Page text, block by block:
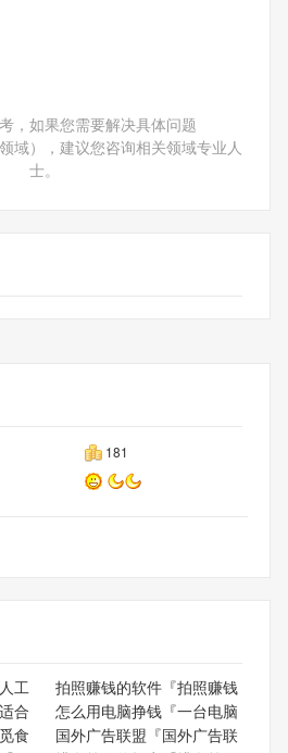
，如果您需要解决具体问题
域），建议您咨询相关领域专业人
士。
181
工
拍照赚钱的软件『拍照赚钱
合
怎么用电脑挣钱『一台电脑
食
国外广告联盟『国外广告联